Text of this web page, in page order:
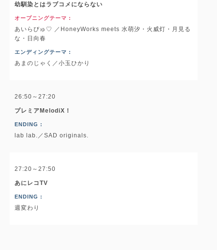
幼馴染とはラブコメにならない
オープニングテーマ :
あいらびゅ♡ ／HoneyWorks meets 水萌汐・火威灯・月見る
な・日向春
エンディングテーマ :
あまのじゃく／小玉ひかり
26:50～27:20
プレミアMelodiX！
ENDING :
lab lab.／SAD originals.
27:20～27:50
あにレコTV
ENDING :
週変わり